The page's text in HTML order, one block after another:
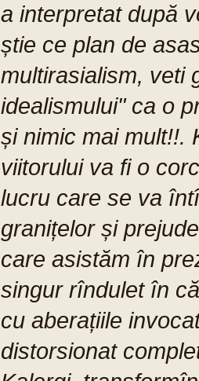
a interpretat după
știe ce plan de
multirasialism, veti
idealismului" ca o
și nimic mai mult!!.
viitorului va fi o
lucru care se va
granițelor și
care asistăm în
singur rîndulet în
cu aberațiile
distorsionat